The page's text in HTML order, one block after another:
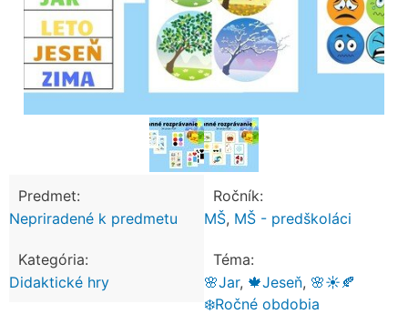
Predmet:
Nepriradené k predmetu
Ročník:
MŠ, MŠ - predškoláci
Kategória:
Didaktické hry
Téma:
🌸Jar, 🍁Jeseň, 🌸☀️🍂
❄️Ročné obdobia